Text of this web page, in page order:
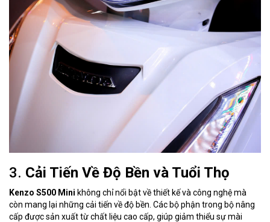
3. Cải Tiến Về Độ Bền và Tuổi Thọ
Kenzo S500 Mini không chỉ nổi bật về thiết kế và công nghệ mà
còn mang lại những cải tiến về độ bền. Các bộ phận trong bộ nâng
cấp được sản xuất từ chất liệu cao cấp, giúp giảm thiểu sự mài